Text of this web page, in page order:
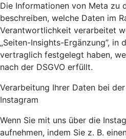
Die Informationen von Meta zu
beschreiben, welche Daten im
Verantwortlichkeit verarbeitet
„Seiten-Insights-Ergänzung”, in
vertraglich festgelegt haben,
nach der DSGVO erfüllt.
Verarbeitung Ihrer Daten bei
Instagram
Wenn Sie mit uns über die
aufnehmen, indem Sie z. B.